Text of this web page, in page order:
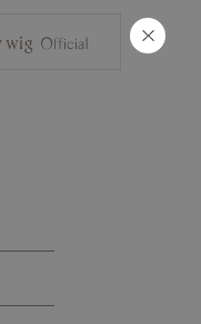
×